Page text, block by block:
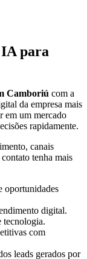
para
Camboriú com a
da empresa mais
em um mercado
rapidamente.
canais
tenha mais
oportunidades
digital.
tecnologia.
com
leads gerados por